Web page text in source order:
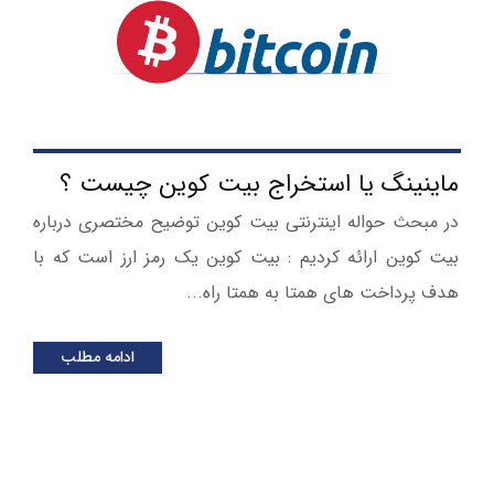
ماینینگ یا استخراج بیت کوین چیست ؟
در مبحث حواله اینترنتی بیت کوین توضیح مختصری درباره
بیت کوین ارائه کردیم : بیت کوین یک رمز ارز است که با
هدف پرداخت های همتا به همتا راه...
ادامه مطلب